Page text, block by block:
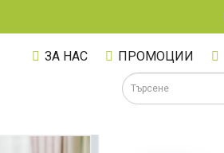
ЗА НАС ПРОМОЦИИ